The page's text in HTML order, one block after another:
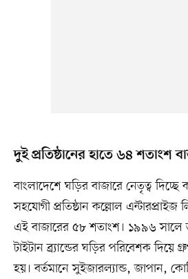
দুই প্রতিষ্ঠানের হাতে ৬৪ শতাংশ
বাংলাদেশে ঘড়ির বাজারে নেতৃত্ব দিচ্ছে
সহযোগী প্রতিষ্ঠান কল্লোল এন্টারপ্রাইজ
এই বাজারের ৫৮ শতাংশ। ১৯৯৬ সালে
টাইটান ব্র্যান্ডের ঘড়ির পরিবেশক দিয়ে
হয়। বর্তমানে সুইজারল্যান্ড, জাপান,